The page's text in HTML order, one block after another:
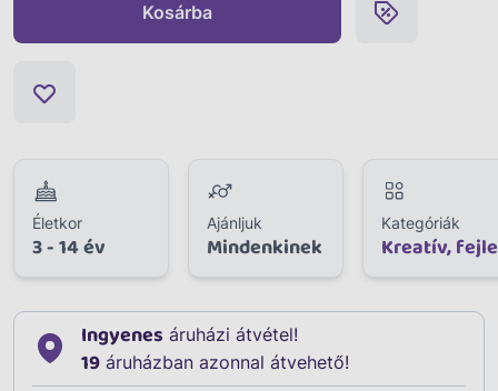
Kosárba
Életkor
3 - 14 év
Ajánljuk
Mindenkinek
Kategóriák
Kreatív,
Ingyenes áruházi átvétel!
19 áruházban azonnal átvehető!